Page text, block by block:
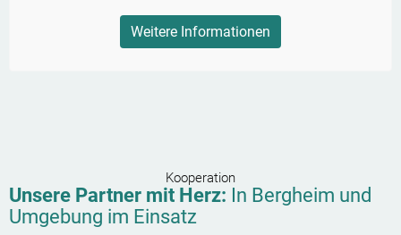
Weitere Informationen
Kooperation
Unsere Partner mit Herz: In Bergheim und
Umgebung im Einsatz